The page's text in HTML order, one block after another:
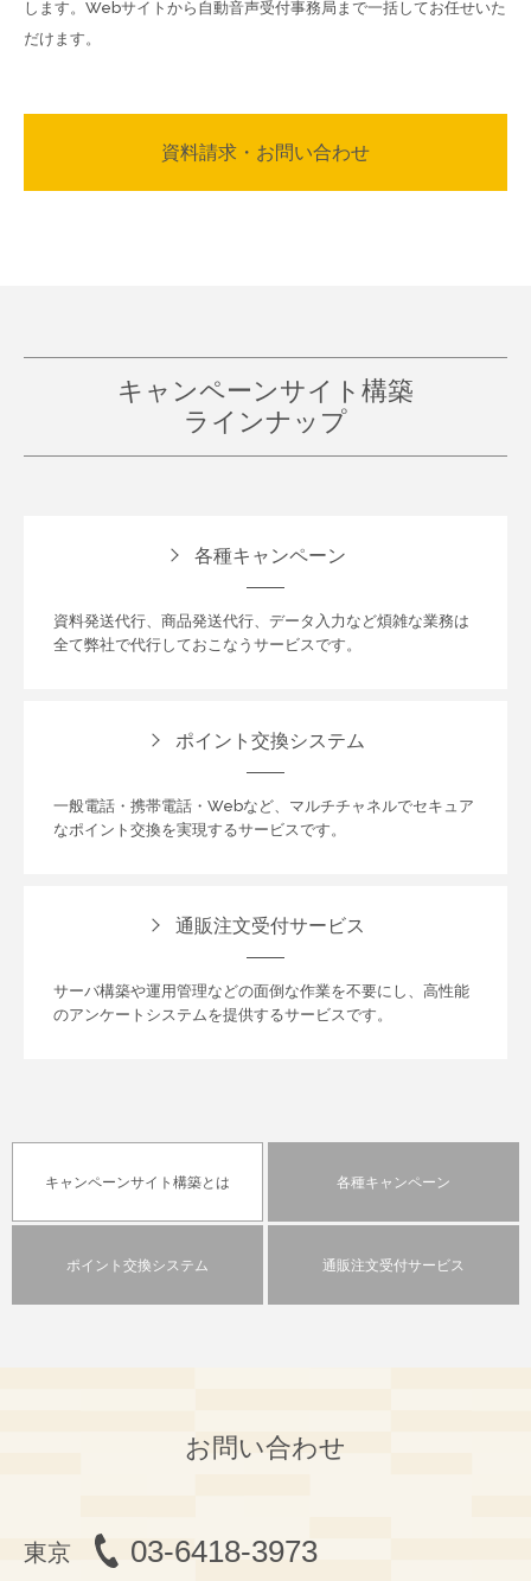
します。Webサイトから自動音声受付事務局まで一括してお任せいた
だけます。
資料請求・お問い合わせ
キャンペーンサイト構築
ラインナップ
各種キャンペーン
資料発送代行、商品発送代行、データ入力など煩雑な業務は
全て弊社で代行しておこなうサービスです。
ポイント交換システム
一般電話・携帯電話・Webなど、マルチチャネルでセキュア
なポイント交換を実現するサービスです。
通販注文受付サービス
サーバ構築や運用管理などの面倒な作業を不要にし、高性能
のアンケートシステムを提供するサービスです。
キャンペーンサイト 構築とは 各種キャンペーン
ポイント交換 システム 通販注文受付サービス
お問い合わせ
03-6418-3973